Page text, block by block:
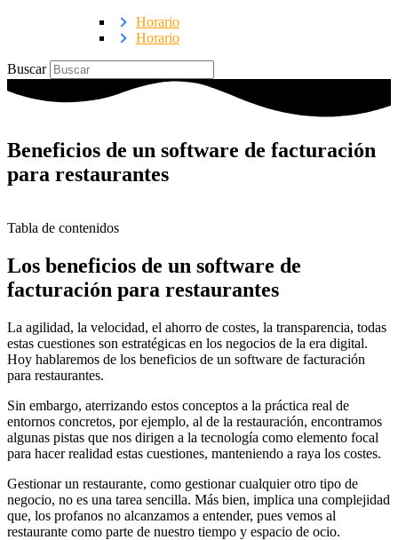
Horario
Horario
Buscar
Beneficios de un software de facturación
para restaurantes
Tabla de contenidos
Los beneficios de un software de
facturación para restaurantes
La agilidad, la velocidad, el ahorro de costes, la transparencia, todas
estas cuestiones son estratégicas en los negocios de la era digital.
Hoy hablaremos de los beneficios de un software de facturación
para restaurantes.
Sin embargo, aterrizando estos conceptos a la práctica real de
entornos concretos, por ejemplo, al de la restauración, encontramos
algunas pistas que nos dirigen a la tecnología como elemento focal
para hacer realidad estas cuestiones, manteniendo a raya los costes.
Gestionar un restaurante, como gestionar cualquier otro tipo de
negocio, no es una tarea sencilla. Más bien, implica una complejidad
que, los profanos no alcanzamos a entender, pues vemos al
restaurante como parte de nuestro tiempo y espacio de ocio.